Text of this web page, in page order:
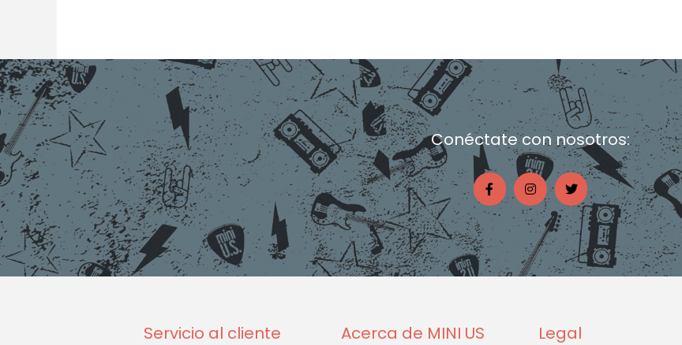
Conéctate con nosotros:
F
a
c
e
b
o
o
k
-
I
n
s
t
a
g
r
a
m
T
w
i
t
t
e
r
Servicio al cliente Acerca de MINI US Legal